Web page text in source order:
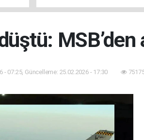
MSB’den
- 07:25, Güncelleme: 25.02.2026 - 17:30